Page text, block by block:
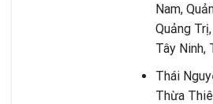
Nam,
Quảng
Tây Ninh,
Thái
Thừa